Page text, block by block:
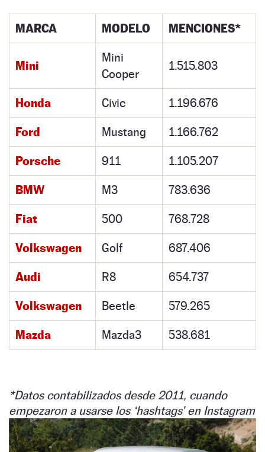
MARCA MODELO MENCIONES*
Mini
Mini
Cooper
1.515.803
Honda Civic 1.196.676
Ford Mustang 1.166.762
Porsche 911 1.105.207
BMW M3 783.636
Fiat 500 768.728
Volkswagen Golf 687.406
Audi R8 654.737
Volkswagen Beetle 579.265
Mazda Mazda3 538.681
*Datos contabilizados desde 2011, cuando
empezaron a usarse los ‘hashtags’ en Instagram